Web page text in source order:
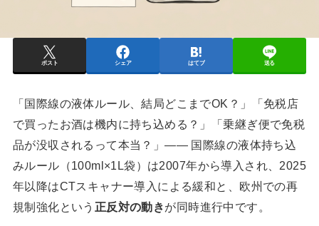
ポスト シェア はてブ 送る
「国際線の液体ルール、結局どこまでOK？」「免税店
で買ったお酒は機内に持ち込める？」「乗継ぎ便で免税
品が没収されるって本当？」—— 国際線の液体持ち込
みルール（100ml×1L袋）は2007年から導入され、2025
年以降はCTスキャナー導入による緩和と、欧州での再
規制強化という 正反対の動きが同時進行中です。